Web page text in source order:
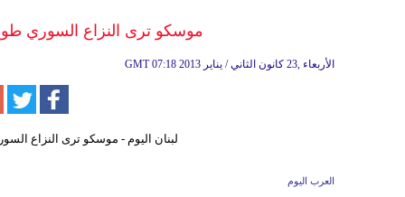
موسكو ترى النزاع السوري
GMT 07:18 2013 الأربعاء ,23 كانون الثاني / يناير
العرب اليوم